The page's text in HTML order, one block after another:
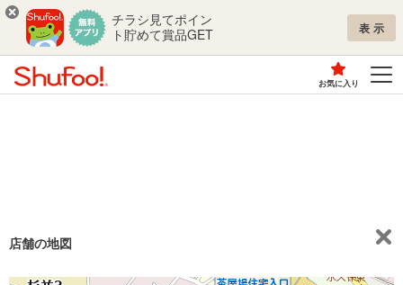
チラシ見てポイン
ト貯めて賞品GET
表示
お気に入り
店舗の地図